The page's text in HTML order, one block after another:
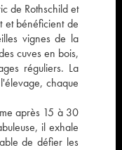
de Rothschild et
et bénéficient de
vignes de la
cuves en bois,
réguliers. La
chaque
après 15 à 30
il exhale
de défier les